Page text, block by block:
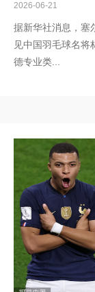
2026-06-21
据新华社消息，塞
见中国羽毛球名
德专业类...